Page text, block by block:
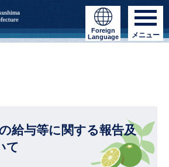
Foreign
Language
メニュー
給与等に関する報告及
て